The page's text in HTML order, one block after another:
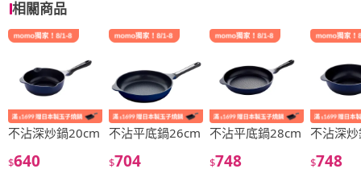
相關商品
不沾深炒鍋20cm
$640
不沾平底鍋26cm
$704
不沾平底鍋28cm
$748
不沾深
$748